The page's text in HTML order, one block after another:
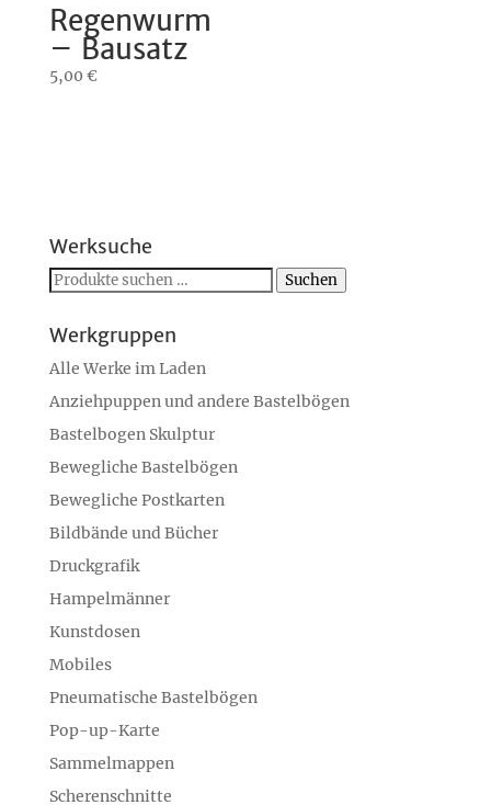
Regenwurm
– Bausatz
5,00 €
Werksuche
Suchen
Suchen
Werkgruppen
Alle Werke im Laden
Anziehpuppen und andere Bastelbögen
Bastelbogen Skulptur
Bewegliche Bastelbögen
Bewegliche Postkarten
Bildbände und Bücher
Druckgrafik
Hampelmänner
Kunstdosen
Mobiles
Pneumatische Bastelbögen
Pop-up-Karte
Sammelmappen
Scherenschnitte